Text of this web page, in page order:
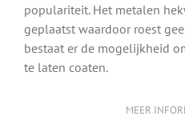
populariteit. Het metalen
geplaatst waardoor roest
bestaat er de mogelijkheid
te laten coaten.
MEER